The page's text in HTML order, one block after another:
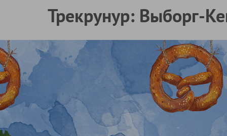
Трекрунур: Выборг-